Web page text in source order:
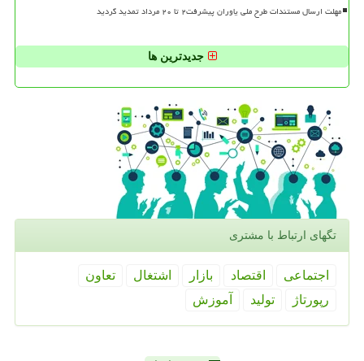
مهلت ارسال مستندات طرح ملی یاوران پیشرفت۲ تا ۲۰ مرداد تمدید گردید
جدیدترین ها
تگهای ارتباط با مشتری
اجتماعی اقتصاد بازار اشتغال
تعاون
رپورتاژ
تولید آموزش